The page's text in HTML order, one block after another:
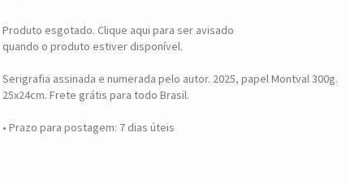
Produto esgotado. Clique aqui para ser avisado
quando o produto estiver disponível.
Serigrafia assinada e numerada pelo autor. 2025, papel Montval 300g.
25x24cm. Frete grátis para todo Brasil.
• Prazo para postagem: 7 dias úteis